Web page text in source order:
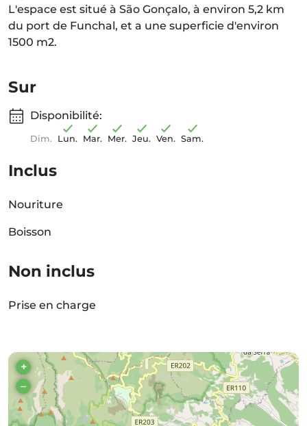
L'espace est situé à São Gonçalo, à environ 5,2 km
du port de Funchal, et a une superficie d'environ
1500 m2.
Sur
Disponibilité:
Dim. Lun. Mar. Mer. Jeu. Ven. Sam.
Inclus
Nouriture
Boisson
Non inclus
Prise en charge
+
–